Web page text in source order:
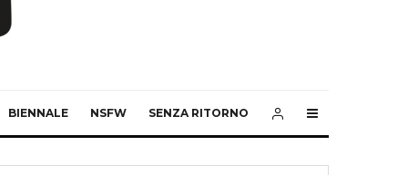
BIENNALE NSFW SENZA RITORNO